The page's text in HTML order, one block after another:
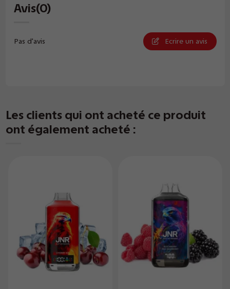
Avis(0)
Pas d'avis Ecrire un avis
Les clients qui ont acheté ce produit
ont également acheté :